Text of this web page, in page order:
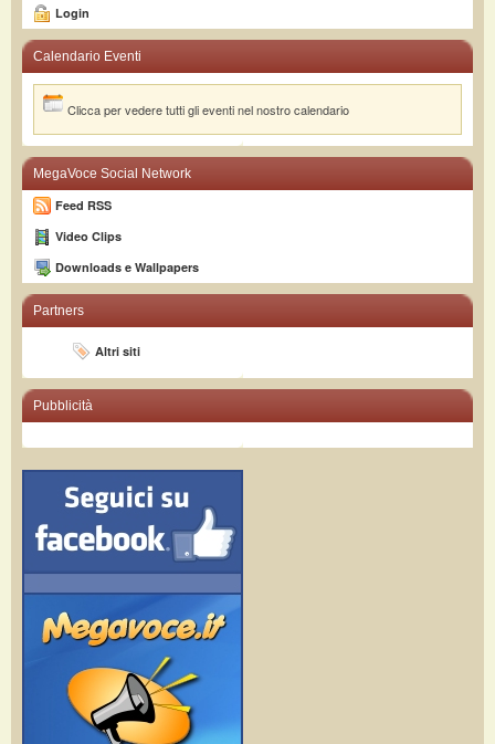
Login
Calendario Eventi
Clicca per vedere tutti gli eventi nel nostro calendario
MegaVoce Social Network
Feed RSS
Video Clips
Downloads e Wallpapers
Partners
Altri siti
Pubblicità